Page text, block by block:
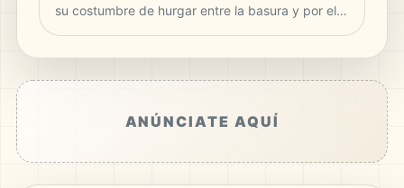
su costumbre de hurgar entre la basura y por el…
ANÚNCIATE AQUÍ